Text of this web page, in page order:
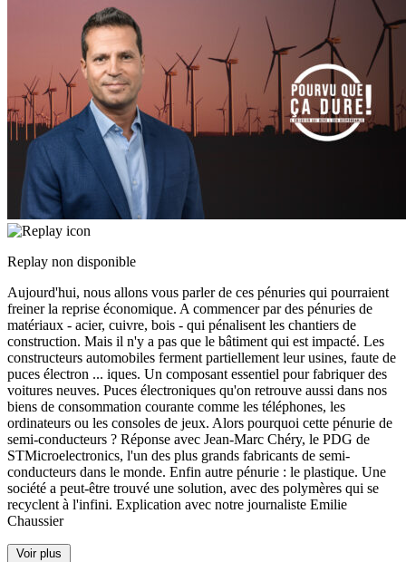
Replay non disponible
Aujourd'hui, nous allons vous parler de ces pénuries qui pourraient
freiner la reprise économique. A commencer par des pénuries de
matériaux - acier, cuivre, bois - qui pénalisent les chantiers de
construction. Mais il n'y a pas que le bâtiment qui est impacté. Les
constructeurs automobiles ferment partiellement leur usines, faute de
puces électron ... iques. Un composant essentiel pour fabriquer des
voitures neuves. Puces électroniques qu'on retrouve aussi dans nos
biens de consommation courante comme les téléphones, les
ordinateurs ou les consoles de jeux. Alors pourquoi cette pénurie de
semi-conducteurs ? Réponse avec Jean-Marc Chéry, le PDG de
STMicroelectronics, l'un des plus grands fabricants de semi-
conducteurs dans le monde. Enfin autre pénurie : le plastique. Une
société a peut-être trouvé une solution, avec des polymères qui se
recyclent à l'infini. Explication avec notre journaliste Emilie
Chaussier
Voir plus